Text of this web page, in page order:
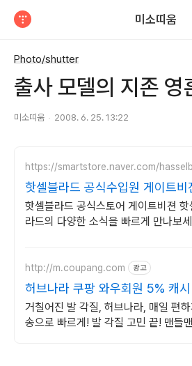
미소띠움
Photo/shutter
출사 모델의 지존 영
미소띠움 2008. 6. 25. 13:22
https://smartstore.naver.com/
핫셀블라드 공식수입원 게이트비
핫셀블라드 공식스토어 게이트비젼 핫
라드의 다양한 소식을 빠르게 만나보
http://m.coupang.com 광고
허브나라 쿠팡 와우회원 5% 캐
거칠어진 발 각질, 허브나라, 매일 편
송으로 빠르게! 발 각질 고민 끝! 맨들